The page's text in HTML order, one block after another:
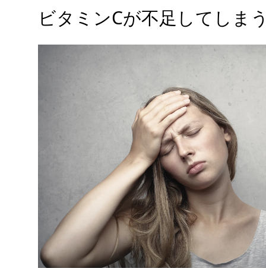
ビタミンCが不足してしま